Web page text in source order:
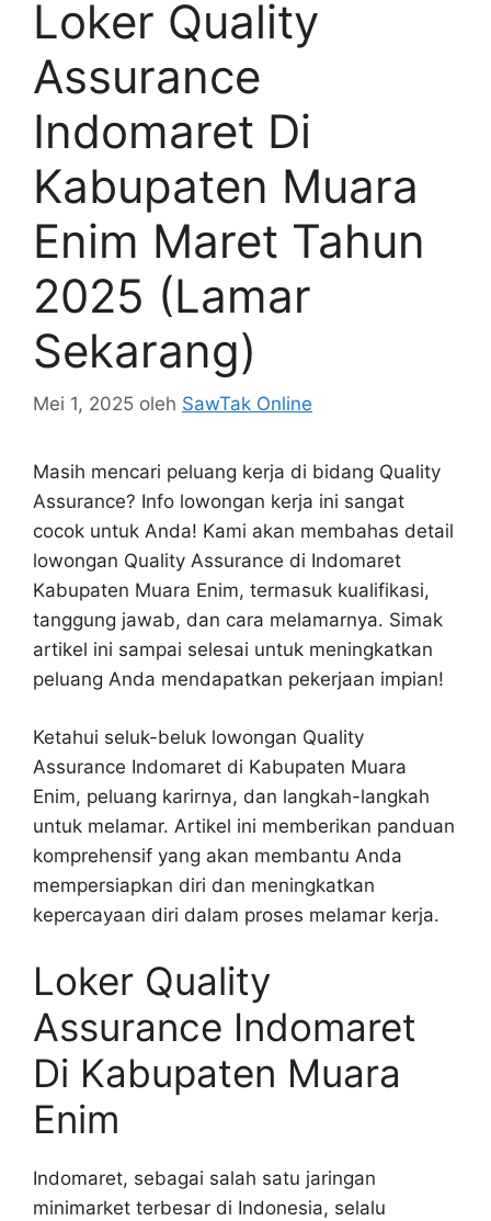
Loker Quality
Assurance
Indomaret Di
Kabupaten Muara
Enim Maret Tahun
2025 (Lamar
Sekarang)
Mei 1, 2025 oleh SawTak Online
Masih mencari peluang kerja di bidang Quality
Assurance? Info lowongan kerja ini sangat
cocok untuk Anda! Kami akan membahas detail
lowongan Quality Assurance di Indomaret
Kabupaten Muara Enim, termasuk kualifikasi,
tanggung jawab, dan cara melamarnya. Simak
artikel ini sampai selesai untuk meningkatkan
peluang Anda mendapatkan pekerjaan impian!
Ketahui seluk-beluk lowongan Quality
Assurance Indomaret di Kabupaten Muara
Enim, peluang karirnya, dan langkah-langkah
untuk melamar. Artikel ini memberikan panduan
komprehensif yang akan membantu Anda
mempersiapkan diri dan meningkatkan
kepercayaan diri dalam proses melamar kerja.
Loker Quality
Assurance Indomaret
Di Kabupaten Muara
Enim
Indomaret, sebagai salah satu jaringan
minimarket terbesar di Indonesia, selalu